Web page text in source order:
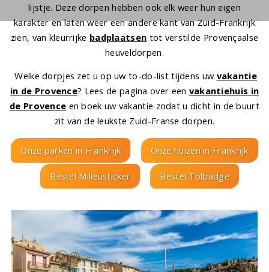
lijstje. Deze dorpen hebben ook elk weer hun eigen
karakter en laten weer een andere kant van Zuid-Frankrijk
zien, van kleurrijke badplaatsen tot verstilde Provençaalse
heuveldorpen.
Welke dorpjes zet u op uw to-do-list tijdens uw vakantie
in de Provence? Lees de pagina over een vakantiehuis in
de Provence en boek uw vakantie zodat u dicht in de buurt
zit van de leukste Zuid-Franse dorpen.
Onze parken in Frankrijk Onze huizen in Frankrijk
Bestel Milieusticker Bestel Tolbadge